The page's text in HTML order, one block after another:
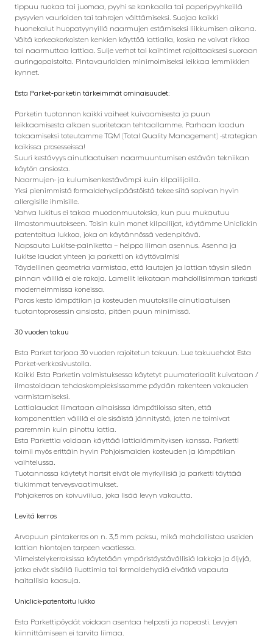
tippuu ruokaa tai juomaa, pyyhi se kankaalla tai paperipyyhkeillä
pysyvien vaurioiden tai tahrojen välttämiseksi. Suojaa kaikki
huonekalut huopatyynyillä naarmujen estämiseksi liikkumisen aikana.
Vältä korkeakorkoisten kenkien käyttöä lattialla, koska ne voivat rikkoa
tai naarmuttaa lattiaa. Sulje verhot tai kaihtimet rajoittaaksesi suoraan
auringopaistolta. Pintavaurioiden minimoimiseksi leikkaa lemmikkien
kynnet.
Esta Parket-parketin tärkeimmät ominaisuudet:
Parketin tuotannon kaikki vaiheet kuivaamisesta ja puun
leikkaamisesta alkaen suoritetaan tehtaallamme. Parhaan laadun
takaamiseksi toteutamme TQM (Total Quality Management) -strategian
kaikissa prosesseissa!
Suuri kestävyys ainutlaatuisen naarmuuntumisen estävän tekniikan
käytön ansiosta.
Naarmujen- ja kulumisenkestävämpi kuin kilpailijoilla.
Yksi pienimmistä formaldehydipäästöistä tekee siitä sopivan hyvin
allergisille ihmisille.
Vahva lukitus ei takaa muodonmuutoksia, kun puu mukautuu
ilmastonmuutokseen. Toisin kuin monet kilpailijat, käytämme Uniclickin
patentoitua lukkoa, joka on käytännössä vedenpitävä.
Napsauta Lukitse-painiketta – helppo liiman asennus. Asenna ja
lukitse laudat yhteen ja parketti on käyttövalmis!
Täydellinen geometria varmistaa, että lautojen ja lattian täysin sileän
pinnan välillä ei ole rakoja. Lamellit leikataan mahdollisimman tarkasti
moderneimmissa koneissa.
Paras kesto lämpötilan ja kosteuden muutoksille ainutlaatuisen
tuotantoprosessin ansiosta, pitäen puun minimissä.
30 vuoden takuu
Esta Parket tarjoaa 30 vuoden rajoitetun takuun. Lue takuuehdot Esta
Parket-verkkosivustolla.
Kaikki Esta Parketin valmistuksessa käytetyt puumateriaalit kuivataan /
ilmastoidaan tehdaskompleksissamme pöydän rakenteen vakauden
varmistamiseksi.
Lattialaudat liimataan alhaisissa lämpötiloissa siten, että
komponenttien välillä ei ole sisäistä jännitystä, joten ne toimivat
paremmin kuin pinottu lattia.
Esta Parkettia voidaan käyttää lattialämmityksen kanssa. Parketti
toimii myös erittäin hyvin Pohjoismaiden kosteuden ja lämpötilan
vaihtelussa.
Tuotannossa käytetyt hartsit eivät ole myrkyllisiä ja parketti täyttää
tiukimmat terveysvaatimukset.
Pohjakerros on koivuviilua, joka lisää levyn vakautta.
Levitä kerros
Arvopuun pintakerros on n. 3,5 mm paksu, mikä mahdollistaa useiden
lattian hiontojen tarpeen vaatiessa.
Viimeistelykerroksissa käytetään ympäristöystävällisiä lakkoja ja öljyjä,
jotka eivät sisällä liuottimia tai formaldehydiä eivätkä vapauta
haitallisia kaasuja.
Uniclick-patentoitu lukko
Esta Parkettipöydät voidaan asentaa helposti ja nopeasti. Levyjen
kiinnittämiseen ei tarvita liimaa.